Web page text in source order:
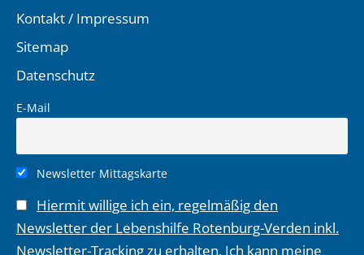
Kontakt / Impressum
Sitemap
Datenschutz
E-Mail
Newsletter Mittagskarte
Hiermit willige ich ein, regelmäßig den
Newsletter der Lebenshilfe Rotenburg-Verden inkl.
Newsletter-Tracking zu erhalten. Ich kann meine